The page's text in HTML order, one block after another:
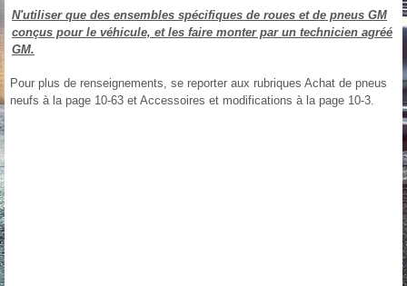
N'utiliser que des ensembles spécifiques de roues et de pneus GM
conçus pour le véhicule, et les faire monter par un technicien agréé
GM.
Pour plus de renseignements, se reporter aux rubriques Achat de pneus
neufs à la page 10‑63 et Accessoires et modifications à la page 10‑3.